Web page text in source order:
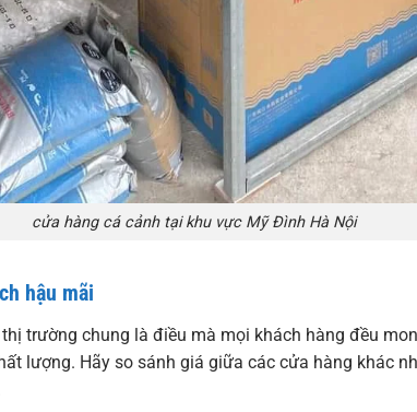
cửa hàng cá cảnh tại khu vực Mỹ Đình Hà Nội
hậu mãi
trường chung là điều mà mọi khách hàng đều
lượng. Hãy so sánh giá giữa các cửa hàng khác